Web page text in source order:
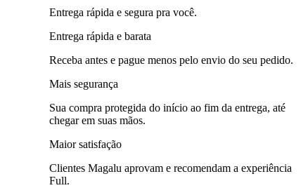
Entrega rápida e segura pra você.
Entrega rápida e barata
Receba antes e pague menos pelo envio do seu pedido.
Mais segurança
Sua compra protegida do início ao fim da entrega, até
chegar em suas mãos.
Maior satisfação
Clientes Magalu aprovam e recomendam a experiência
Full.